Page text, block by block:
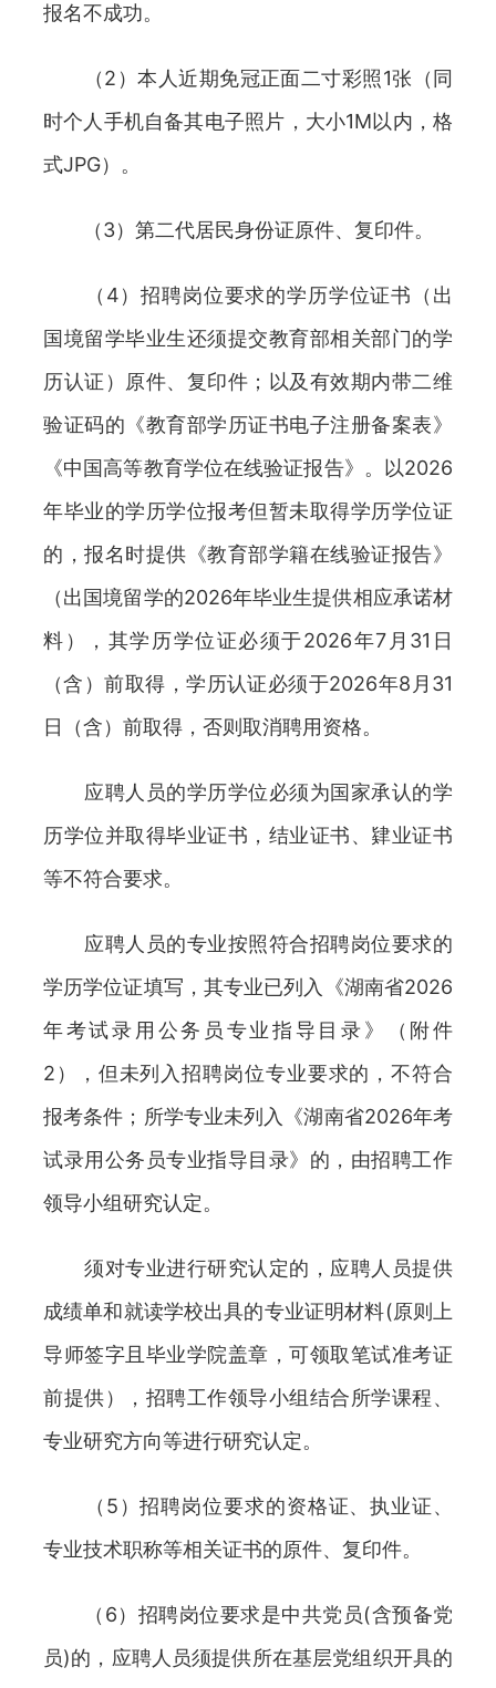
报名不成功。
（2）本人近期免冠正面二寸彩照1张（同
时个人手机自备其电子照片，大小1M以内，格
式JPG）。
（3）第二代居民身份证原件、复印件。
（4）招聘岗位要求的学历学位证书（出
国境留学毕业生还须提交教育部相关部门的学
历认证）原件、复印件；以及有效期内带二维
验证码的《教育部学历证书电子注册备案表》
《中国高等教育学位在线验证报告》。以2026
年毕业的学历学位报考但暂未取得学历学位证
的，报名时提供《教育部学籍在线验证报告》
（出国境留学的2026年毕业生提供相应承诺材
料），其学历学位证必须于2026年7月31日
（含）前取得，学历认证必须于2026年8月31
日（含）前取得，否则取消聘用资格。
应聘人员的学历学位必须为国家承认的学
历学位并取得毕业证书，结业证书、肄业证书
等不符合要求。
应聘人员的专业按照符合招聘岗位要求的
学历学位证填写，其专业已列入《湖南省2026
年考试录用公务员专业指导目录》（附件
2），但未列入招聘岗位专业要求的，不符合
报考条件；所学专业未列入《湖南省2026年考
试录用公务员专业指导目录》的，由招聘工作
领导小组研究认定。
须对专业进行研究认定的，应聘人员提供
成绩单和就读学校出具的专业证明材料(原则上
导师签字且毕业学院盖章，可领取笔试准考证
前提供），招聘工作领导小组结合所学课程、
专业研究方向等进行研究认定。
（5）招聘岗位要求的资格证、执业证、
专业技术职称等相关证书的原件、复印件。
（6）招聘岗位要求是中共党员(含预备党
员)的，应聘人员须提供所在基层党组织开具的